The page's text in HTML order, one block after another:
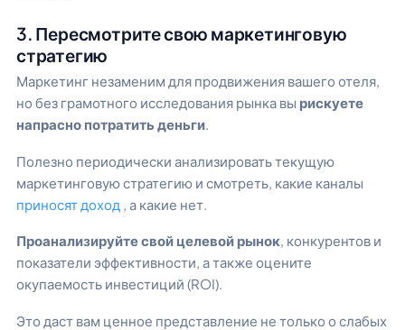
3. Пересмотрите свою маркетинговую
стратегию
Маркетинг незаменим для продвижения вашего отеля,
но без грамотного исследования рынка вы рискуете
напрасно потратить деньги.
Полезно периодически анализировать текущую
маркетинговую стратегию и смотреть, какие каналы
приносят доход , а какие нет.
Проанализируйте свой целевой рынок, конкурентов и
показатели эффективности, а также оцените
окупаемость инвестиций (ROI).
Это даст вам ценное представление не только о слабых